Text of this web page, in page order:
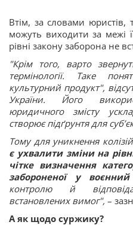
Втім, за словами юристів,
можуть виходити за межі
рівні закону заборона не
"Крім того, варто
термінології. Таке
культурний продукт",
України. Його
юридичного змісту
створює підґрунтя для
Тому для уникнення
є ухвалити зміни на
чітке визначення
забороненої у
контролю й
встановлених вимог", –
А як щодо суржику?